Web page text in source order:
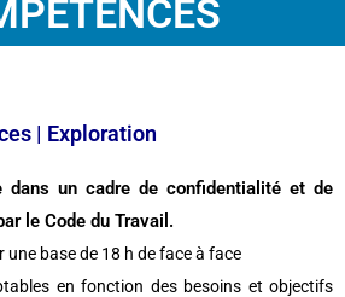
| Exploration
dans un cadre de confidentialité et de
le Code du Travail.
une base de 18 h de face à face
en fonction des besoins et objectifs